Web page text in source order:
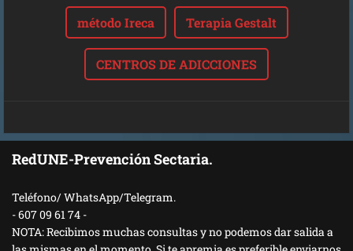
método Ireca Terapia Gestalt
CENTROS DE ADICCIONES
RedUNE-Prevención Sectaria.
Teléfono/ WhatsApp/Telegram.
- 607 09 61 74 -
NOTA: Recibimos muchas consultas y no podemos dar salida a